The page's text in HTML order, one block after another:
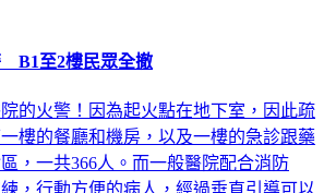
B1至2樓民眾全撤
的火警！因為起火點在地下室，因此疏
樓的餐廳和機房，以及一樓的急診跟藥
，一共366人。而一般醫院配合消防
，行動方便的病人，經過垂直引導可以